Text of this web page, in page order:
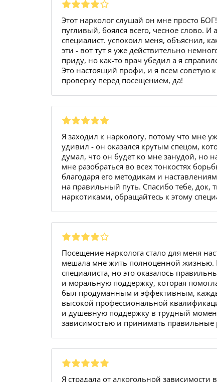
Этот нарколог слушай он мне просто
пугливый, боялся всего, чесное слово.
специалист. успокоил меня, объяснил,
эти - вот тут я уже действительно
приду, но как-то врач убедил а я
Это настоящий профи, и я всем советую
проверку перед посещением, да!
Я заходил к наркологу, потому что мне
удивил - он оказался крутым спецом,
думал, что он будет ко мне занудой, но
мне разобраться во всех тонкостях
благодаря его методикам и
на правильный путь. Спасибо тебе, док,
наркотиками, обращайтесь к этому
Посещение нарколога стало для меня
мешала мне жить полноценной жизнью.
специалиста, но это оказалось
и моральную поддержку, которая
был продуманным и эффективным,
высокой профессиональной
и душевную поддержку в трудный
зависимостью и принимать
Я страдала от алкогольной зависимости